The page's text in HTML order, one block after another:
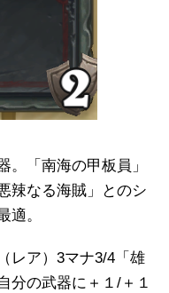
。「南海の甲板員」
辣なる海賊」とのシ
適。
レア）3マナ3/4「雄
分の武器に＋１/＋１